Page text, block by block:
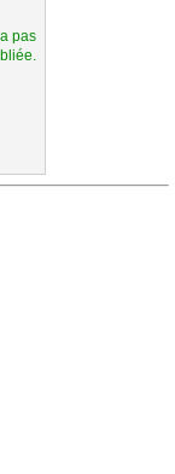
pas